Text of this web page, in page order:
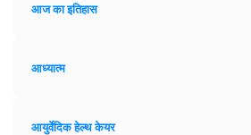
आज का इतिहास
आध्यात्म
आयुर्वेदिक हेल्थ केयर